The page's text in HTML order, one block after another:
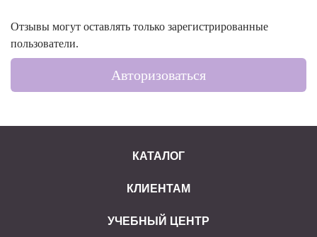
Отзывы могут оставлять только зарегистрированные
пользователи.
Авторизоваться
КАТАЛОГ
КЛИЕНТАМ
УЧЕБНЫЙ ЦЕНТР